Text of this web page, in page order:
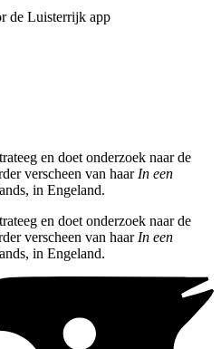
de Luisterrijk app
en doet onderzoek naar de
verscheen van haar In een
in Engeland.
en doet onderzoek naar de
verscheen van haar In een
in Engeland.